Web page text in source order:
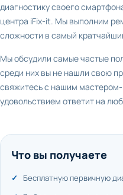
диагностику своего
центра iFix-it. Мы выполним
сложности в самый
Мы обсудили самые частые
среди них вы не нашли свою
свяжитесь с нашим мастером-
удовольствием ответит на
Что вы получаете
Бесплатную первичную